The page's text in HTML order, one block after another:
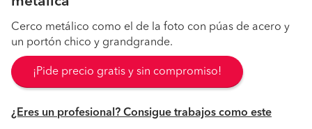
Cerco metálico como el de la foto con púas de acero y
un portón chico y grandgrande.
¡Pide precio gratis y sin compromiso!
¿Eres un profesional? Consigue trabajos como este